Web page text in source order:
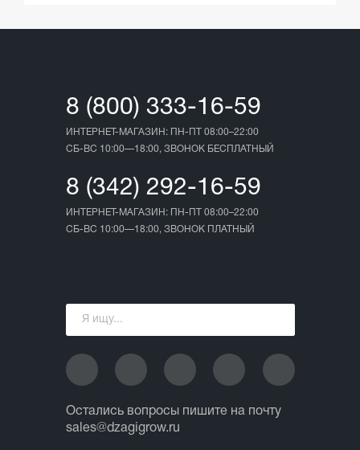
8 (800) 333-16-59
ИНТЕРНЕТ-МАГАЗИН: ПН-ПТ 08:00–22:00
СБ-ВС 10:00—18:00, ЗВОНОК БЕСПЛАТНЫЙ
8 (342) 292-16-59
ИНТЕРНЕТ-МАГАЗИН: ПН-ПТ 08:00–22:00
СБ-ВС 10:00—18:00, ЗВОНОК ПЛАТНЫЙ
Остались вопросы пишите на почту
sales@dzagigrow.ru